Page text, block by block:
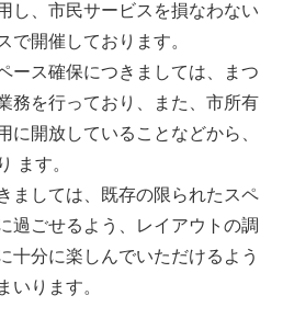
し、市民サービスを損なわない
で開催しております。
ース確保につきましては、まつ
務を行っており、また、市所有
に開放していることなどから、
ます。
ましては、既存の限られたスペ
過ごせるよう、レイアウトの調
十分に楽しんでいただけるよう
いります。